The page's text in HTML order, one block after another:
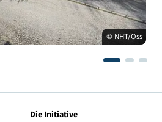
© NHT/Oss
Die Initiative